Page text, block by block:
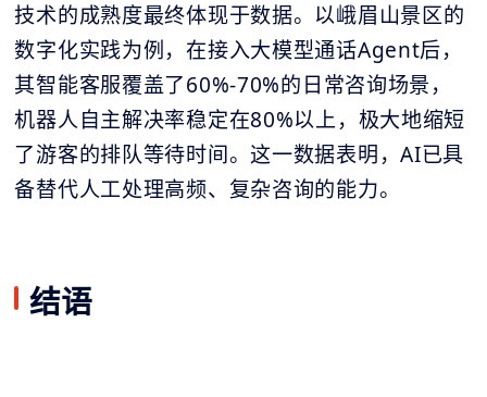
技术的成熟度最终体现于数据。以峨眉山景区的
数字化实践为例，在接入大模型通话Agent后，
其智能客服覆盖了60%-70%的日常咨询场景，
机器人自主解决率稳定在80%以上，极大地缩短
了游客的排队等待时间。这一数据表明，AI已具
备替代人工处理高频、复杂咨询的能力。
结语